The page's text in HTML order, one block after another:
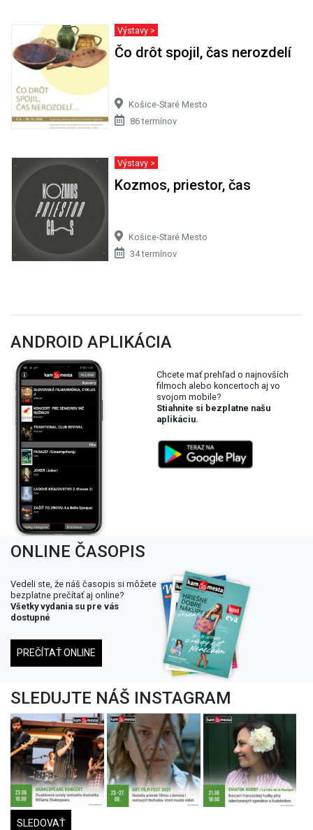
Výstavy >
Čo drôt spojil, čas nerozdelí
Košice-Staré Mesto
86 termínov
Výstavy >
Kozmos, priestor, čas
Košice-Staré Mesto
34 termínov
ANDROID APLIKÁCIA
Chcete mať prehľad o najnovších
filmoch alebo koncertoch aj vo
svojom mobile?
Stiahnite si bezplatne našu
aplikáciu.
ONLINE ČASOPIS
Vedeli ste, že náš časopis si môžete
bezplatne prečítať aj online?
Všetky vydania su pre vás
dostupné
PREČÍTAŤ ONLINE
SLEDUJTE NÁŠ INSTAGRAM
SLEDOVAŤ